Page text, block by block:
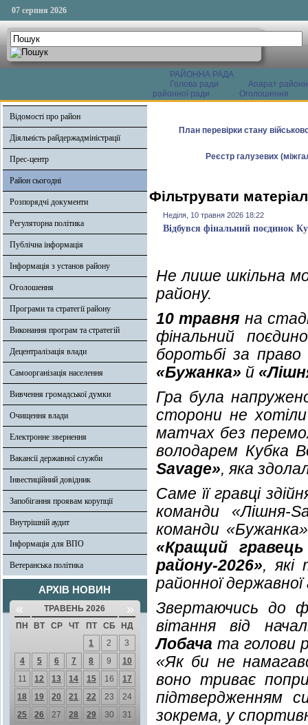
07 серпня 2026
РАЙОННА РАДА
Голова ради
Апарат
районної ради
Оголошення
Відомості про район
Діяльність райдержадміністрації
Прес-центр
Район сьогодні
Розпорядчі документи
Регуляторна політика
Публічна інформація
Інформація з установ району
Оголошення
Програми та стратегії району
Виконання програм та стратегій
Децентралізація влади
Самоорганізація населення
Вивчення громадської думки
Очищення влади
Електронне звернення
Вакансії державної служби
Інвестиційний довідник
Запобігання проявам корупції
Внутрішній аудит
Інформація для ВПО
Ветеранська політика
АРХІВ НОВИН
« ТРАВЕНЬ 2026 »
ПН ВТ СР ЧТ ПТ СБ
НД
1
2
3
4
5 6 7 8 9
10
11
12 13 14 15 16
17
18
19 20 21 22 23
24
25
26 27 28 29 30 31
План перевірки стану
Реєстр галузевих
Фільтрувати
Неділя, 10 травня 2026 18:22
Відбувся фінальний поєдинок
Не лише шкільна
району.
10 травня на
фінальний
боротьбі за
«Бужанка» й
Гра була
сторони не
матчах без
володарем Кубка
Savage», яка
Саме її гравці
команди «Лішня-
команди
«Кращий
району-2026», які
районної державної
Звертаючись до
вітання від
Лобача та голови
«Як би не
воно триває
підтвердженням
зокрема, у